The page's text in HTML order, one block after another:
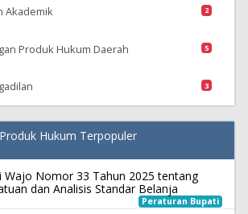
Akademik 2
Produk Hukum Daerah 5
3
Produk Hukum Terpopuler
Wajo Nomor 33 Tahun 2025 tentang
dan Analisis Standar Belanja
Peraturan Bupati